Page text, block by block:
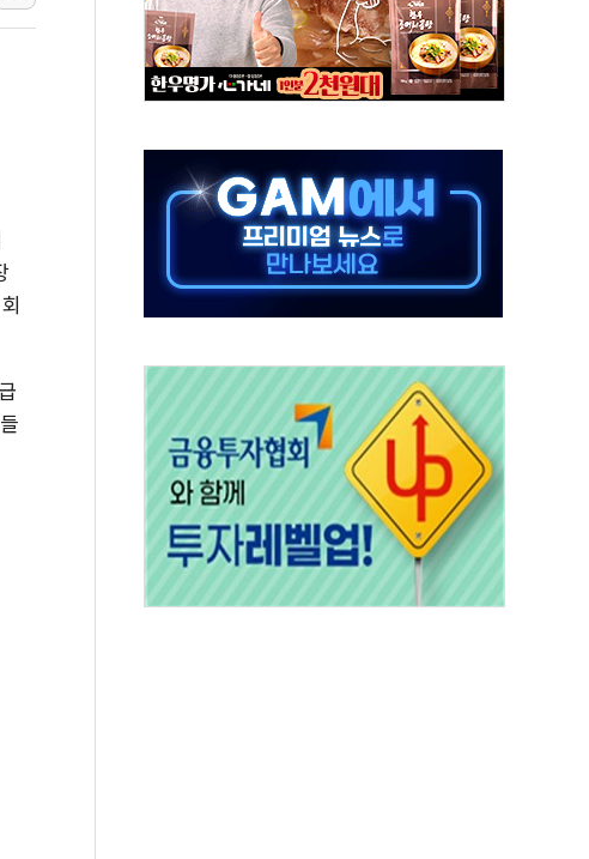
탄도미사일 1발 발사… 올해 10번째·42일 만 도발
비아에 새 안보 위기… 반군·마약카르텔이 습득해 전투 활용
30여분만에 진화...외국인 노동자 숨져